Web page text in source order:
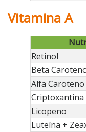
Vitamina A
Retinol
Beta
Alfa Caroteno
Criptoxantina
Licopeno
Luteína +